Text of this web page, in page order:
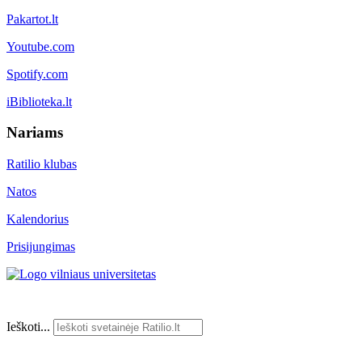
Pakartot.lt
Youtube.com
Spotify.com
iBiblioteka.lt
Nariams
Ratilio klubas
Natos
Kalendorius
Prisijungimas
Ieškoti...